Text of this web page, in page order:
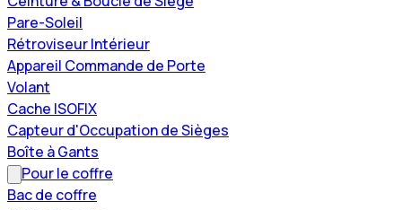
Pare-Soleil
Rétroviseur Intérieur
Appareil Commande de Porte
Volant
Cache ISOFIX
Capteur d'Occupation de Sièges
Boîte à Gants
Pour le coffre
Bac de coffre